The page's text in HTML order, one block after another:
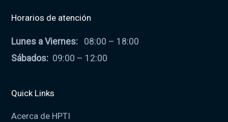
Horarios de atención
Lunes a Viernes: 08:00 – 18:00
Sábados: 09:00 – 12:00
Quick Links
Acerca de HPTI